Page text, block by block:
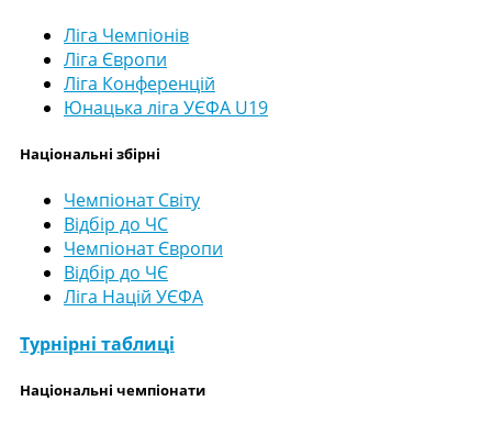
Ліга Чемпіонів
Ліга Європи
Ліга Конференцій
Юнацька ліга УЄФА U19
Національні збірні
Чемпіонат Світу
Відбір до ЧС
Чемпіонат Європи
Відбір до ЧЄ
Ліга Націй УЄФА
Турнірні таблиці
Національні чемпіонати